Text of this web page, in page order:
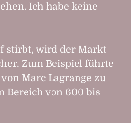
Ich habe keine
stirbt, wird der Markt
Zum Beispiel führte
Marc Lagrange zu
Bereich von 600 bis